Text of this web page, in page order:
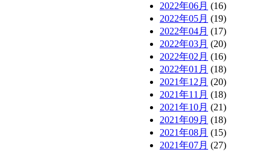
2022年06月 (16)
2022年05月 (19)
2022年04月 (17)
2022年03月 (20)
2022年02月 (16)
2022年01月 (18)
2021年12月 (20)
2021年11月 (18)
2021年10月 (21)
2021年09月 (18)
2021年08月 (15)
2021年07月 (27)